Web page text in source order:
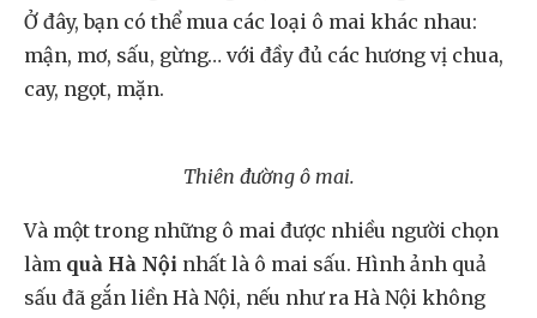
Ở đây, bạn có thể mua các loại ô mai khác nhau:
mận, mơ, sấu, gừng… với đầy đủ các hương vị chua,
cay, ngọt, mặn.
Thiên đường ô mai.
Và một trong những ô mai được nhiều người chọn
làm quà Hà Nội nhất là ô mai sấu. Hình ảnh quả
sấu đã gắn liền Hà Nội, nếu như ra Hà Nội không